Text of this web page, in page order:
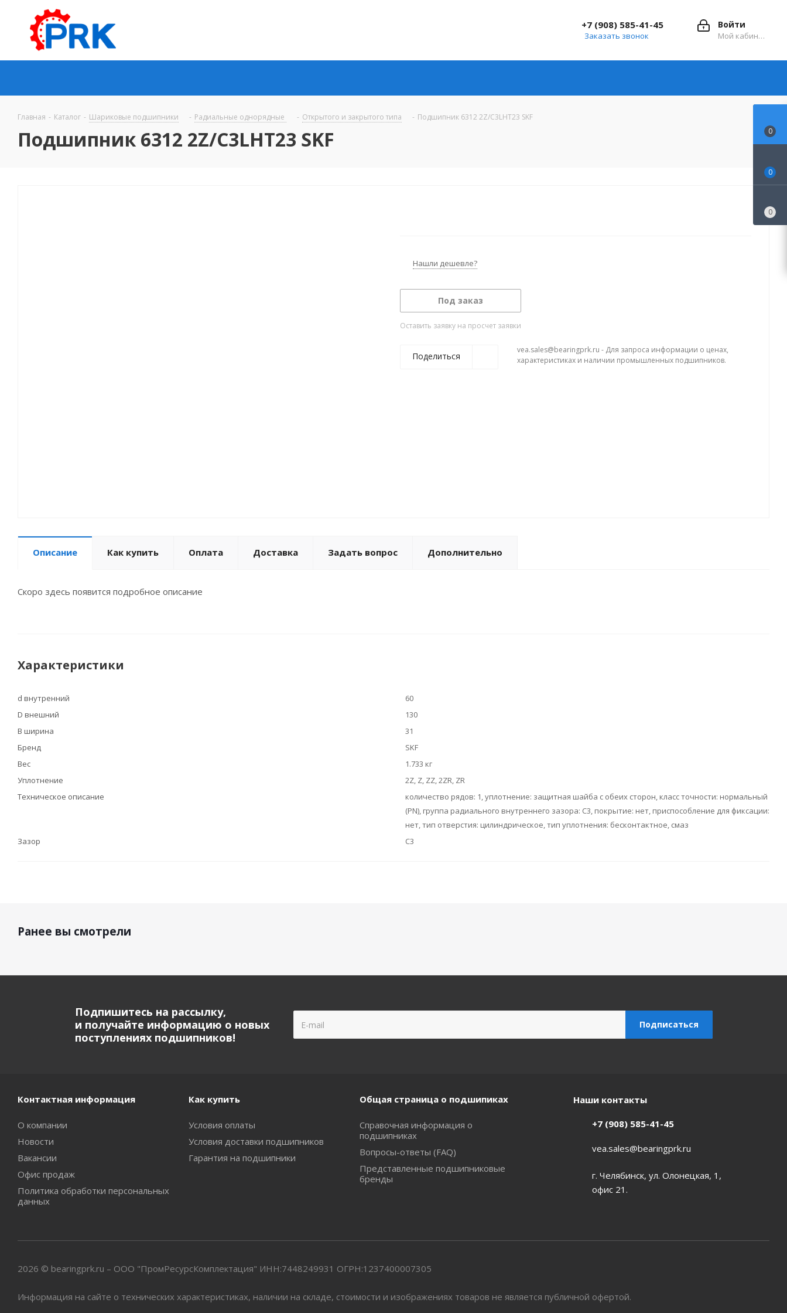
Войти
Мой кабинет
+7 (908) 585-41-45
Заказать звонок
Главная - Каталог - Шариковые подшипники - Радиальные однорядные - Открытого и закрытого типа - Подшипник 6312 2Z/C3LHT23 SKF
Подшипник 6312 2Z/C3LHT23 SKF
Нашли дешевле?
Под заказ
Оставить заявку на просчет заявки
Поделиться
vea.sales@bearingprk.ru - Для запроса информации о ценах,
характеристиках и наличии промышленных подшипников.
Описание Как купить Оплата Доставка Задать вопрос Дополнительно
Скоро здесь появится подробное описание
Характеристики
d внутренний
60
D внешний
130
B ширина
31
Бренд
SKF
Вес
1.733 кг
Уплотнение
2Z, Z, ZZ, 2ZR, ZR
Техническое описание
количество рядов: 1, уплотнение: защитная шайба с обеих сторон, класс точности: нормальный
(PN), группа радиального внутреннего зазора: C3, покрытие: нет, приспособление для фиксации:
нет, тип отверстия: цилиндрическое, тип уплотнения: бесконтактное, смаз
Зазор
C3
Ранее вы смотрели
Подпишитесь на рассылку,
и получайте информацию о новых
поступлениях подшипников!
Контактная информация
О компании
Новости
Вакансии
Офис продаж
Политика обработки персональных
данных
Как купить
Условия оплаты
Условия доставки подшипников
Гарантия на подшипники
Общая страница о подшипиках
Справочная информация о
подшипниках
Вопросы-ответы (FAQ)
Представленные подшипниковые
бренды
Наши контакты
+7 (908) 585-41-45
vea.sales@bearingprk.ru
г. Челябинск, ул. Олонецкая, 1,
офис 21.
2026 © bearingprk.ru – ООО "ПромРесурсКомплектация" ИНН:7448249931 ОГРН:1237400007305
Информация на сайте о технических характеристиках, наличии на складе, стоимости и изображениях товаров не является публичной офертой.
0
0
0